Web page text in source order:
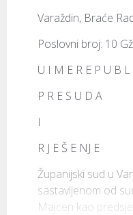
Varaždin, Braće
Poslovni broj: 10
U I M E R E P U B
P R E S U D A
I
R J E Š E NJ E
Županijski sud u
sastavljenom od
Majcen kao